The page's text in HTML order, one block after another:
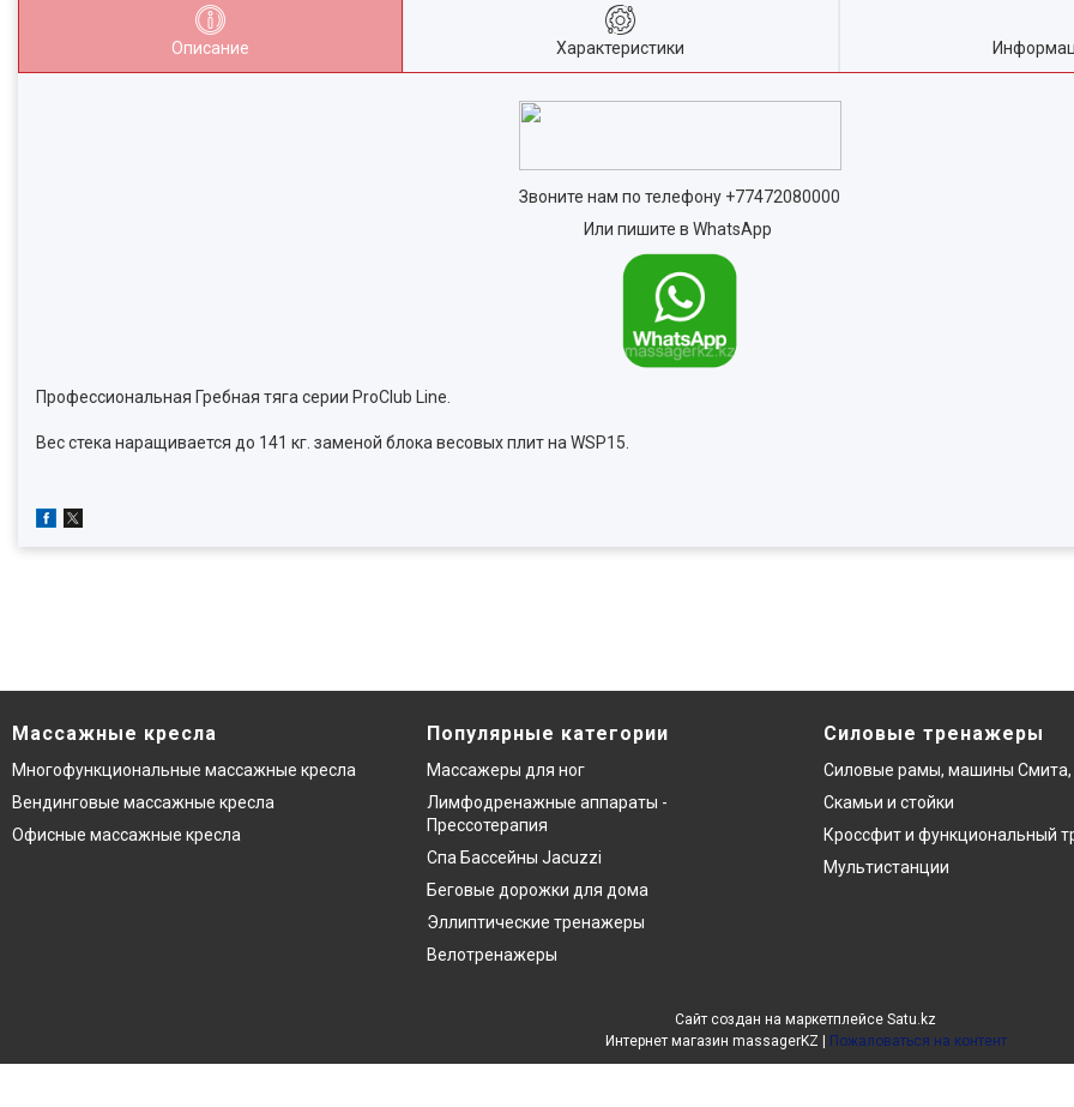
Описание Характеристики
Звоните нам по телефону +77472080000
Или пишите в WhatsApp
Профессиональная Гребная тяга серии ProClub Line.
Вес стека наращивается до 141 кг. заменой блока весовых плит на WSP15.
Массажные кресла
Многофункциональные массажные кресла
Вендинговые массажные кресла
Офисные массажные кресла
Популярные категории
Массажеры для ног
Лимфодренажные аппараты -
Прессотерапия
Спа Бассейны Jacuzzi
Беговые дорожки для дома
Эллиптические тренажеры
Велотренажеры
Силовые тренажеры
Силовые рамы, машины Смита,
Скамьи и стойки
Кроссфит и функциональный
Мультистанции
Сайт создан на маркетплейсе Satu.kz
Пожаловаться на контент